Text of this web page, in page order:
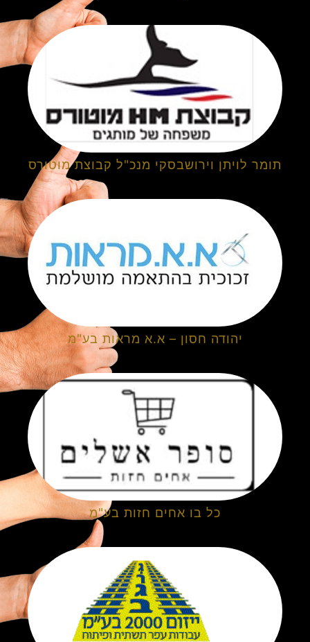
תומר לויתן וירושבסקי מנכ"ל קבוצת מוטורס
יהודה חסון – א.א מראות בע"מ
כל בו אחים חזות בע"מ